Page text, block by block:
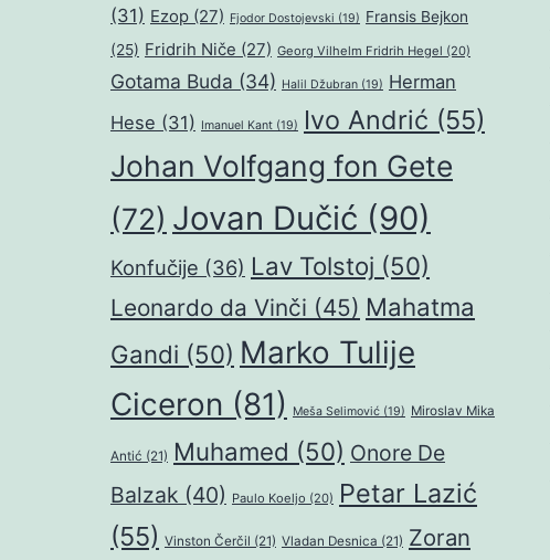
(31) Ezop (27) Fjodor Dostojevski (19) Fransis Bejkon
(25) Fridrih Niče (27) Georg Vilhelm Fridrih Hegel (20)
Gotama Buda (34) Halil Džubran (19) Herman
Hese (31) Imanuel Kant (19) Ivo Andrić (55)
Johan Volfgang fon Gete
(72) Jovan Dučić (90)
Konfučije (36) Lav Tolstoj (50)
Leonardo da Vinči (45) Mahatma
Gandi (50) Marko Tulije
Ciceron (81) Meša Selimović (19) Miroslav Mika
Antić (21) Muhamed (50) Onore De
Balzak (40) Paulo Koeljo (20) Petar Lazić
(55) Vinston Čerčil (21) Vladan Desnica (21) Zoran